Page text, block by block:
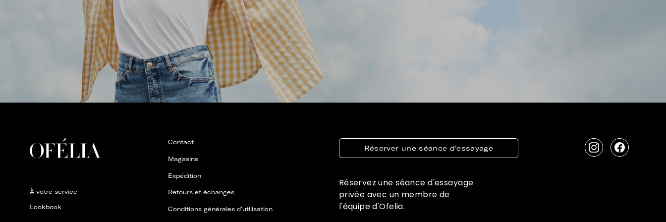
À votre service
Lookbook
Contact
Magasins
Expédition
Retours et échanges
Conditions générales d'utilisation
Réserver une séance d'essayage
Réservez une séance d'essayage
privée avec un membre de
l'équipe d'Ofelia.
InstagramFacebook